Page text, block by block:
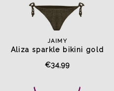
JAIMY
Aliza sparkle bikini gold
€34,99